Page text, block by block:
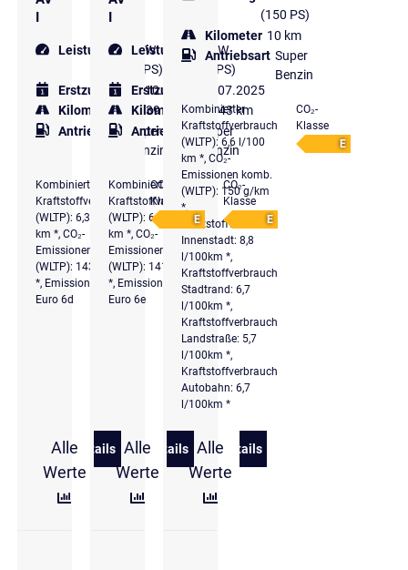
I
Leistung 146 kW
(199 PS)
Erstzulassung 10.2024
Kilometer 19.039 km
Antriebsart
Super
Benzin
Kombinierter
Kraftstoffverbrauch
(WLTP): 6,3 l/100
km *, CO₂-
Emissionen komb.
(WLTP): 143 g/km
*, Emissionsklasse
Euro 6d
CO₂-
Klasse
E
Alle
Werte
Details
zu Hyundai KONA 1.6 T-GDi DCT N Line NSCC/
I
Leistung 102 kW
(139 PS)
Erstzulassung
07.2025
Kilometer 17.343 km
Antriebsart Super
Benzin
Kombinierter
Kraftstoffverbrauch
(WLTP): 6,3 l/100
km *, CO₂-
Emissionen komb.
(WLTP): 141 g/km
*, Emissionsklasse
Euro 6e
CO₂-
Klasse
E
Alle
Werte
Details
zu Hyundai KONA 1.6 T-GDi DCT N
(150 PS)
Kilometer 10 km
Antriebsart Super
Benzin
Kombinierter
Kraftstoffverbrauch
(WLTP): 6,6 l/100
km *, CO₂-
Emissionen komb.
(WLTP): 150 g/km
*,
Kraftstoffverbrauch
Innenstadt: 8,8
l/100km *,
Kraftstoffverbrauch
Stadtrand: 6,7
l/100km *,
Kraftstoffverbrauch
Landstraße: 5,7
l/100km *,
Kraftstoffverbrauch
Autobahn: 6,7
l/100km *
CO₂-
Klasse
E
Alle
Werte
Details
zu Hyundai KONA 1.6 T-